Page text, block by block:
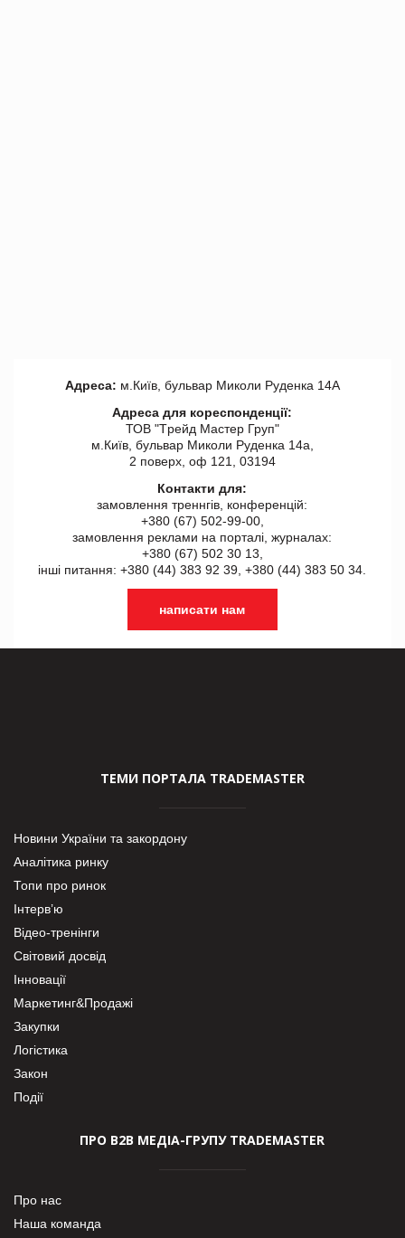
Адреса: м.Київ, бульвар Миколи Руденка 14А
Адреса для кореспонденції:
ТОВ "Tрейд Мастер Груп"
м.Київ, бульвар Миколи Руденка 14а,
2 поверх, оф 121, 03194
Контакти для:
замовлення треннгів, конференцій:
+380 (67) 502-99-00,
замовлення реклами на порталі, журналах:
+380 (67) 502 30 13,
інші питання: +380 (44) 383 92 39, +380 (44) 383 50 34.
написати нам
ТЕМИ ПОРТАЛА TRADEMASTER
Новини України та закордону
Аналітика ринку
Топи про ринок
Інтерв’ю
Відео-тренінги
Світовий досвід
Інновації
Маркетинг&Продажі
Закупки
Логістика
Закон
Події
ПРО В2В МЕДІА-ГРУПУ TRADEMASTER
Про нас
Наша команда